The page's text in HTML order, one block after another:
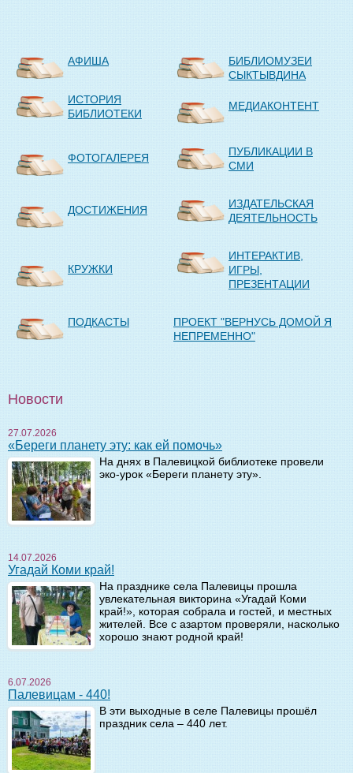
АФИША
БИБЛИОМУЗЕИ
СЫКТЫВДИНА
ИСТОРИЯ
БИБЛИОТЕКИ
МЕДИАКОНТЕНТ
ФОТОГАЛЕРЕЯ
ПУБЛИКАЦИИ В
СМИ
ДОСТИЖЕНИЯ
ИЗДАТЕЛЬСКАЯ
ДЕЯТЕЛЬНОСТЬ
КРУЖКИ
ИНТЕРАКТИВ,
ИГРЫ,
ПРЕЗЕНТАЦИИ
ПОДКАСТЫ
ПРОЕКТ "ВЕРНУСЬ ДОМОЙ Я
НЕПРЕМЕННО"
Новости
27.07.2026
«Береги планету эту: как ей помочь»
На днях в Палевицкой библиотеке провели
эко-урок «Береги планету эту».
14.07.2026
Угадай Коми край!
На празднике села Палевицы прошла
увлекательная викторина «Угадай Коми
край!», которая собрала и гостей, и местных
жителей. Все с азартом проверяли, насколько
хорошо знают родной край!
6.07.2026
Палевицам - 440!
В эти выходные в селе Палевицы прошёл
праздник села – 440 лет.